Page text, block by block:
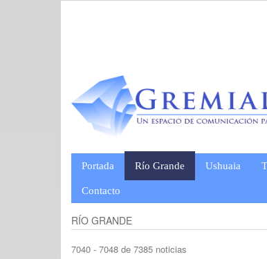
Portada Río Grande Ushuaia
Contacto
RÍO GRANDE
7040 - 7048 de 7385 noticias